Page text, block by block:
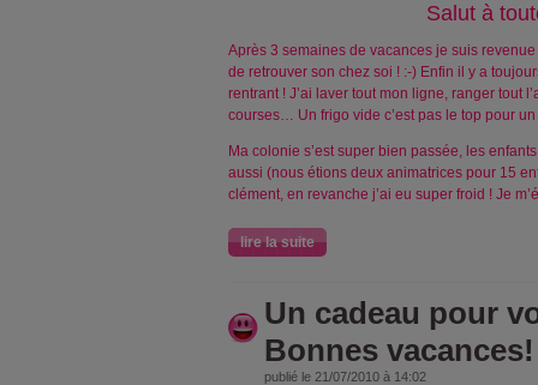
Salut à
Après 3 semaines de vacances je suis
de retrouver son chez soi ! :-) Enfin il y a
rentrant ! J’ai laver tout mon ligne, ranger tout
courses… Un frigo vide c’est pas le top pour
Ma colonie s’est super bien passée, les
aussi (nous étions deux animatrices pour 15
clément, en revanche j’ai eu super froid ! Je
lire la suite
Un cadeau pour
Bonnes vacances!
publié le 21/07/2010 à 14:02